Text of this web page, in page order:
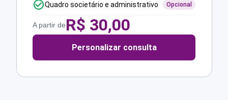
Quadro societário e administrativo Opcional
A partir deR$ 30,00
Personalizar consulta